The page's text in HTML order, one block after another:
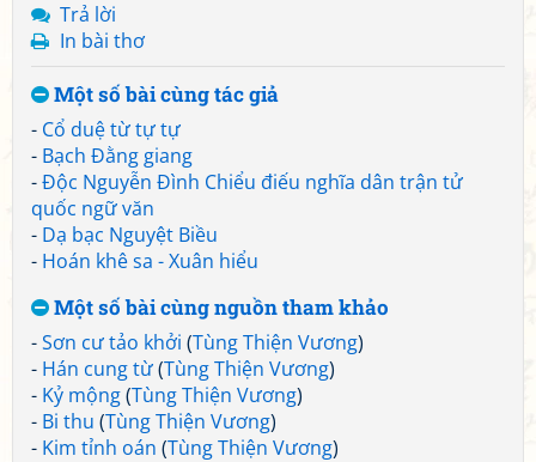
Trả lời
In bài thơ
Một số bài cùng tác giả
- Cổ duệ từ tự tự
- Bạch Đằng giang
-Độc Nguyễn Đình Chiểu điếu nghĩa dân trận tử
quốc ngữ văn
- Dạ bạc Nguyệt Biều
- Hoán khê sa - Xuân hiểu
Một số bài cùng nguồn tham khảo
-Sơn cư tảo khởi (Tùng Thiện Vương)
- Hán cung từ(Tùng Thiện Vương)
- Kỷ mộng(Tùng Thiện Vương)
- Bi thu (Tùng Thiện Vương)
- Kim tỉnh oán (Tùng Thiện Vương)